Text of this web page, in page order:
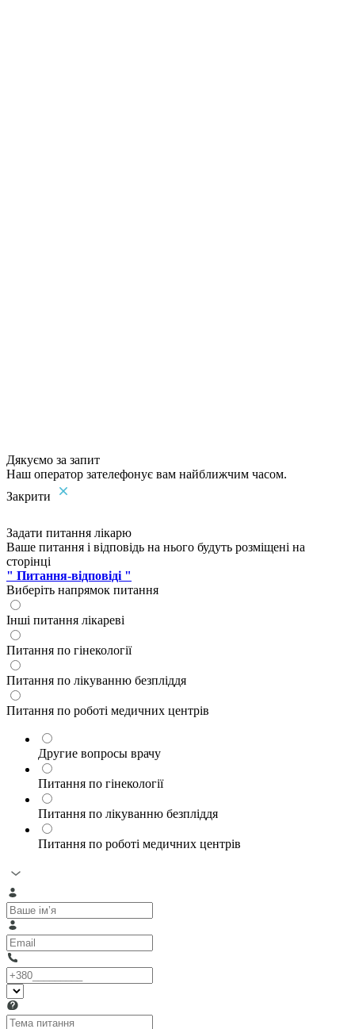
Дякуємо за запит
Наш оператор зателефонує вам найближчим часом.
Закрити
Задати питання лікарю
Ваше питання і відповідь на нього будуть розміщені на
сторінці
" Питання-відповіді "
Виберіть напрямок питання
Інші питання лікареві
Питання по гінекології
Питання по лікуванню безпліддя
Питання по роботі медичних центрів
Другие вопросы врачу
Питання по гінекології
Питання по лікуванню безпліддя
Питання по роботі медичних центрів